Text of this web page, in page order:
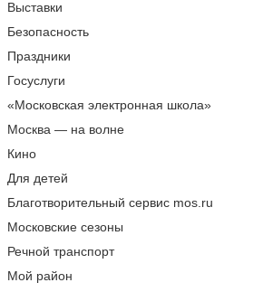
Выставки
Безопасность
Праздники
Госуслуги
«Московская электронная школа»
Москва — на волне
Кино
Для детей
Благотворительный сервис mos.ru
Московские сезоны
Речной транспорт
Мой район